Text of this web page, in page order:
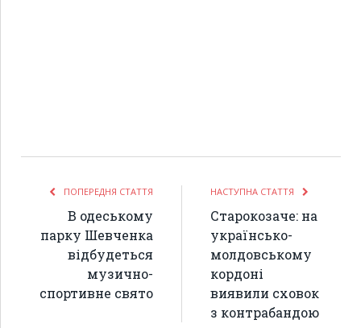
ПОПЕРЕДНЯ СТАТТЯ
В одеському
парку Шевченка
відбудеться
музично-
спортивне свято
НАСТУПНА СТАТТЯ
Старокозаче: на
українсько-
молдовському
кордоні
виявили сховок
з контрабандою